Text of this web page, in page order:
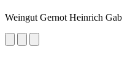
Weingut Gernot Heinrich